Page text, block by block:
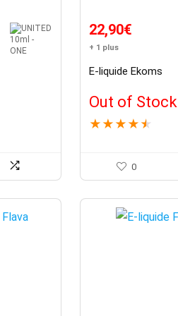
22,90€
+ 1 plus
E-liquide Ekoms
Out of Stock
★ ★ ★ ★ ★
0